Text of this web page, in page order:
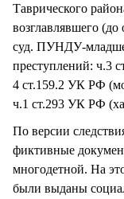
Таврического
возглавлявшего
суд. ПУНДУ-
преступлений: ч.3
4 ст.159.2 УК РФ
ч.1 ст.293 УК РФ
По версии
фиктивные
многодетной. На
были выданы